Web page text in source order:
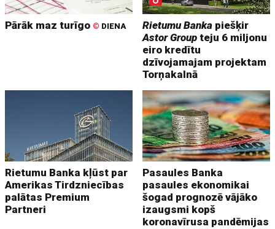
Pārāk maz turīgo © DIENA Rietumu Banka piešķir
Astor Group teju 6 miljonu
eiro kredītu
dzīvojamajam projektam
Torņakalnā
Rietumu Banka kļūst par
Amerikas Tirdzniecības
palātas Premium
Partneri
Pasaules Banka
pasaules ekonomikai
šogad prognozē vājāko
izaugsmi kopš
koronavīrusa pandēmijas